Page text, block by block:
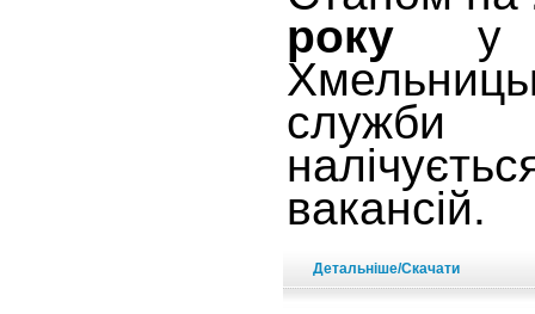
рокуу
служби
вакансій.
Детальніше/Скачати